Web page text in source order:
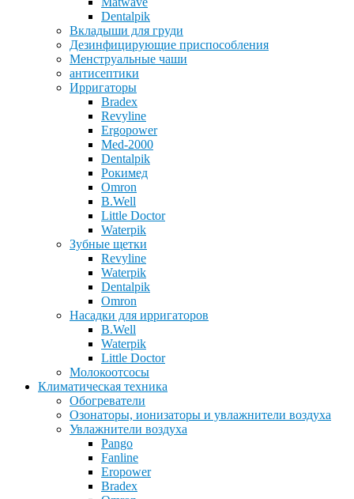
Dentalpik
Вкладыши для груди
Дезинфицирующие приспособления
Менструальные чаши
антисептики
Ирригаторы
Bradex
Revyline
Ergopower
Med-2000
Dentalpik
Рокимед
Omron
B.Well
Little Doctor
Waterpik
Зубные щетки
Revyline
Waterpik
Dentalpik
Omron
Насадки для ирригаторов
B.Well
Waterpik
Little Doctor
Молокоотсосы
Климатическая техника
Обогреватели
Озонаторы, ионизаторы и увлажнители воздуха
Увлажнители воздуха
Pango
Fanline
Eropower
Bradex